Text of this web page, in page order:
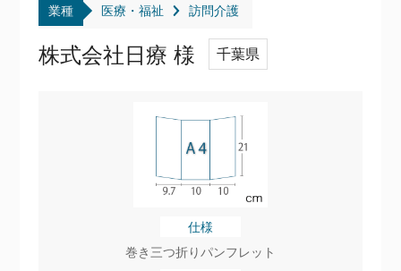
業種 医療・福祉 訪問介護
株式会社日療 様 千葉県
仕様
巻き三つ折りパンフレット